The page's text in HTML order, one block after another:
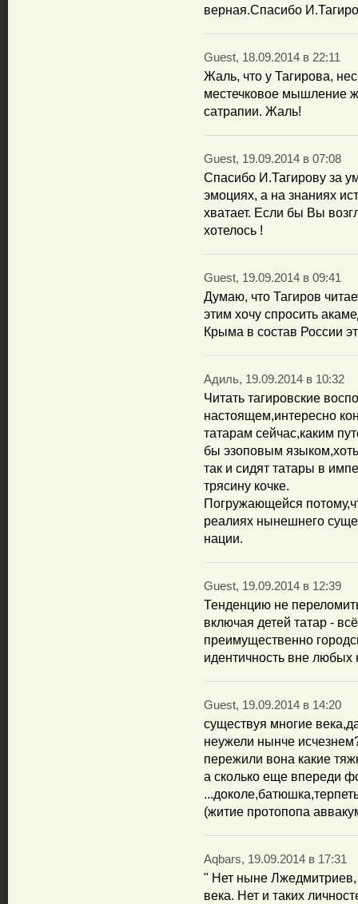
верная.Спасибо
Guest, 18.09.2014 в 22:11
Жаль, что у Тагирова,
местечковое мышление
сатрапии. Жаль!
Guest, 19.09.2014 в 07:08
Спасибо И.Тагирову за
эмоциях, а на знаниях
хватает. Если бы Вы
хотелось !
Guest, 19.09.2014 в 09:41
Думаю, что Тагиров
этим хочу спросить
Крыма в состав России
Адиль, 19.09.2014 в 10:32
Читать тагировские
настоящем,интересно
татарам сейчас,каким
бы эзоповым
так и сидят татары в
трясину кочке.
Погружающейся
реалиях нынешнего
нации.
Guest, 19.09.2014 в 12:39
Тенденцию не
включая детей татар -
преимущественно
идентичность вне любых
Guest, 19.09.2014 в 14:20
существуя многие
неужели нынче
пережили вона какие
а сколько еще впереди
(житие протопопа
Aqbars, 19.09.2014 в 17:31
" Нет ныне Лжедмитриев,
века. Нет и таких